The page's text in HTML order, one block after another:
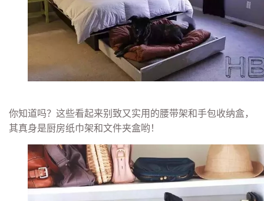
你知道吗？这些看起来别致又实用的腰带架和手包收纳盒，
其真身是厨房纸巾架和文件夹盒哟！